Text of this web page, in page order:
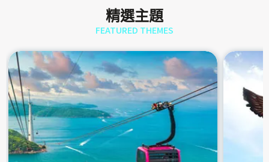
精選主題
FEATURED THEMES